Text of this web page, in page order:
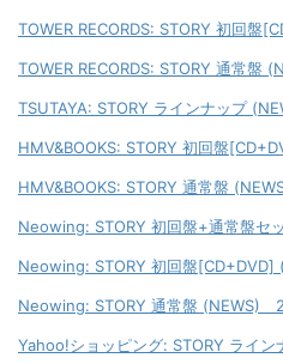
TOWER RECORDS: STORY 初回
TOWER RECORDS: STORY 通常
TSUTAYA: STORY ラインナップ
HMV&BOOKS: STORY 初回盤
HMV&BOOKS: STORY 通常盤
Neowing: STORY 初回盤+通常盤
Neowing: STORY 初回盤
Neowing: STORY 通常盤 (NEWS)
Yahoo!ショッピング: STORY ライ